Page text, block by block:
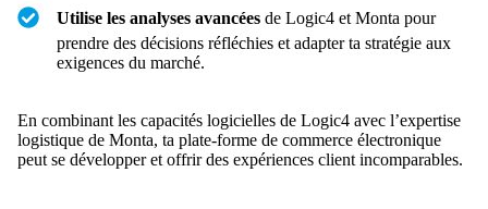
Utilise les analyses avancées de Logic4 et Monta pour
prendre des décisions réfléchies et adapter ta stratégie aux
exigences du marché.
En combinant les capacités logicielles de Logic4 avec l’expertise
logistique de Monta, ta plate-forme de commerce électronique
peut se développer et offrir des expériences client incomparables.